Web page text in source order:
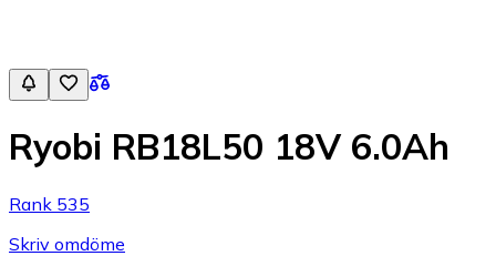
Ryobi RB18L50 18V 6.0Ah
Rank 535
Skriv omdöme